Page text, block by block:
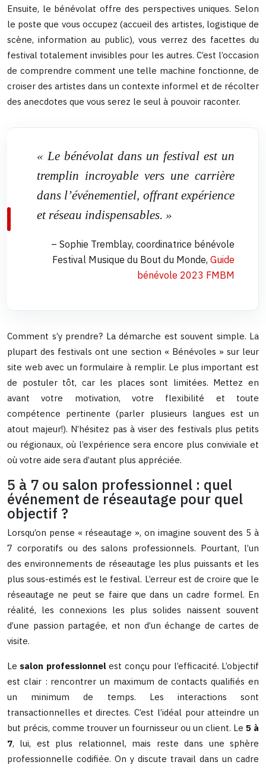
Ensuite, le bénévolat offre des perspectives uniques. Selon
le poste que vous occupez (accueil des artistes, logistique de
scène, information au public), vous verrez des facettes du
festival totalement invisibles pour les autres. C’est l’occasion
de comprendre comment une telle machine fonctionne, de
croiser des artistes dans un contexte informel et de récolter
des anecdotes que vous serez le seul à pouvoir raconter.
« Le bénévolat dans un festival est un
tremplin incroyable vers une carrière
dans l’événementiel, offrant expérience
et réseau indispensables. »
– Sophie Tremblay, coordinatrice bénévole
Festival Musique du Bout du Monde, Guide
bénévole 2023 FMBM
Comment s’y prendre? La démarche est souvent simple. La
plupart des festivals ont une section « Bénévoles » sur leur
site web avec un formulaire à remplir. Le plus important est
de postuler tôt, car les places sont limitées. Mettez en
avant votre motivation, votre flexibilité et toute
compétence pertinente (parler plusieurs langues est un
atout majeur!). N’hésitez pas à viser des festivals plus petits
ou régionaux, où l’expérience sera encore plus conviviale et
où votre aide sera d’autant plus appréciée.
5 à 7 ou salon professionnel : quel
événement de réseautage pour quel
objectif ?
Lorsqu’on pense « réseautage », on imagine souvent des 5 à
7 corporatifs ou des salons professionnels. Pourtant, l’un
des environnements de réseautage les plus puissants et les
plus sous-estimés est le festival. L’erreur est de croire que le
réseautage ne peut se faire que dans un cadre formel. En
réalité, les connexions les plus solides naissent souvent
d’une passion partagée, et non d’un échange de cartes de
visite.
Le salon professionnelest conçu pour l’efficacité. L’objectif
est clair : rencontrer un maximum de contacts qualifiés en
un minimum de temps. Les interactions sont
transactionnelles et directes. C’est l’idéal pour atteindre un
but précis, comme trouver un fournisseur ou un client. Le 5 à
7, lui, est plus relationnel, mais reste dans une sphère
professionnelle codifiée. On y discute travail dans un cadre